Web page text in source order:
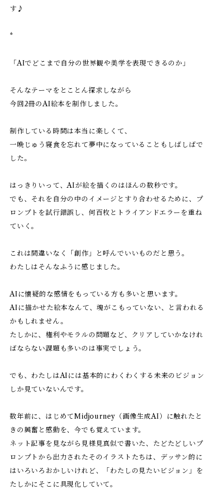
す♪
*
「AIでどこまで自分の世界観や美学を表現できるのか」
そんなテーマをとことん探求しながら
今回2冊のAI絵本を制作しました。
制作している時間は本当に楽しくて、
一晩じゅう寝食を忘れて夢中になっていることもしばしばで
した。
はっきりいって、AIが絵を描くのはほんの数秒です。
でも、それを自分の中のイメージとすり合わせるために、プ
ロンプトを試行錯誤し、何百枚とトライアンドエラーを重ね
ていく。
これは間違いなく「創作」と呼んでいいものだと思う。
わたしはそんなふうに感じました。
AIに懐疑的な感情をもっている方も多いと思います。
AIに描かせた絵本なんて、魂がこもっていない、と言われる
かもしれません。
たしかに、権利やモラルの問題など、クリアしていかなけれ
ばならない課題も多いのは事実でしょう。
でも、わたしはAIには基本的にわくわくする未来のビジョン
しか見ていないんです。
数年前に、はじめてMidjourney（画像生成AI）に触れたと
きの興奮と感動を、今でも覚えています。
ネット記事を見ながら見様見真似で書いた、たどたどしいプ
ロンプトから出力されたそのイラストたちは、デッサン的に
はいろいろおかしいけれど、「わたしの見たいビジョン」を
たしかにそこに具現化していて。